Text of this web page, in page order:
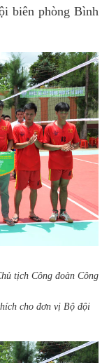
biên phòng Bình
tịch Công đoàn Công
cho đơn vị Bộ đội